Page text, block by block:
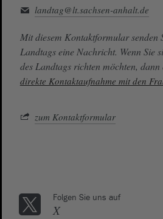
landtag@lt.sachsen-anhalt.de
Mit diesem Kontaktformular senden
Landtags eine Nachricht. Wenn Sie
des Landtags richten möchten,
direkte Kontaktaufnahme mit den
zum Kontaktformular
Folgen Sie uns auf
X